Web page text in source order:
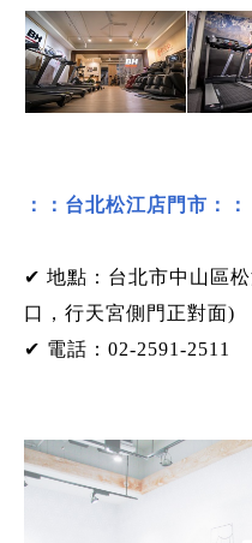
：： 台北松江店門市 ：：
✔ 地點：台北市中山區
口，行天宮側門正對面)
✔ 電話： 02-2591-2511